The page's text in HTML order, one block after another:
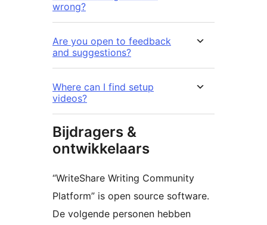
wrong?
Are you open to feedback
and suggestions?
Where can I find setup
videos?
Bijdragers &
ontwikkelaars
“WriteShare Writing Community
Platform” is open source software.
De volgende personen hebben